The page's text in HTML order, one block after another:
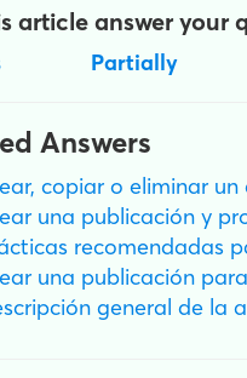
article answer your
Partially
Answers
copiar o eliminar
una publicación y
recomendadas
una publicación
general de la